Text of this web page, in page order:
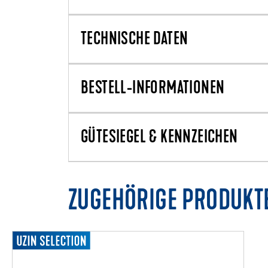
TECHNISCHE DATEN
BESTELL-INFORMATIONEN
GÜTESIEGEL & KENNZEICHEN
ZUGEHÖRIGE